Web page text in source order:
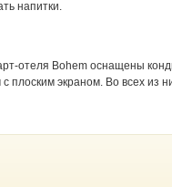
напитки.
отеля Bohem оснащены
плоским экраном. Во всех из